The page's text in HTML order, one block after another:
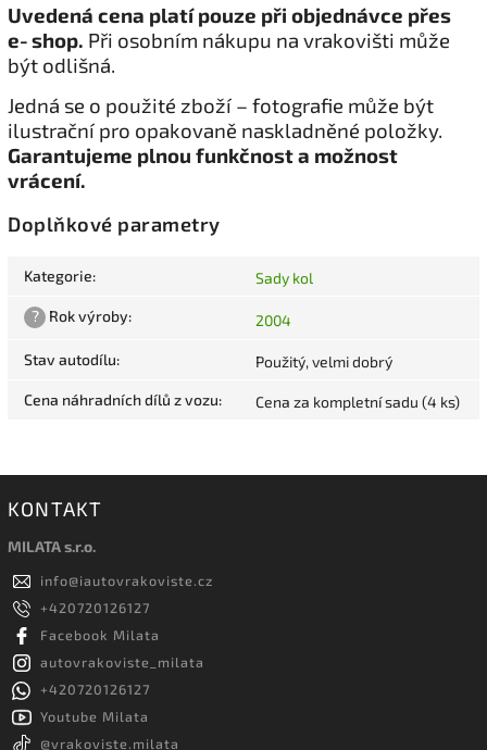
Uvedená cena platí pouze při objednávce přes
e‑shop. Při osobním nákupu na vrakovišti může
být odlišná.
Jedná se o použité zboží – fotografie může být
ilustrační pro opakovaně naskladněné položky.
Garantujeme plnou funkčnost a možnost
vrácení.
Doplňkové parametry
Kategorie: Sady kol
? Rok výroby: 2004
Stav autodílu: Použitý, velmi dobrý
Cena náhradních dílů z vozu: Cena za kompletní sadu (4 ks)
KONTAKT
MILATA s.r.o.
info@iautovrakoviste.cz
+420720126127
Facebook Milata
autovrakoviste_milata
+420720126127
Youtube Milata
@vrakoviste.milata